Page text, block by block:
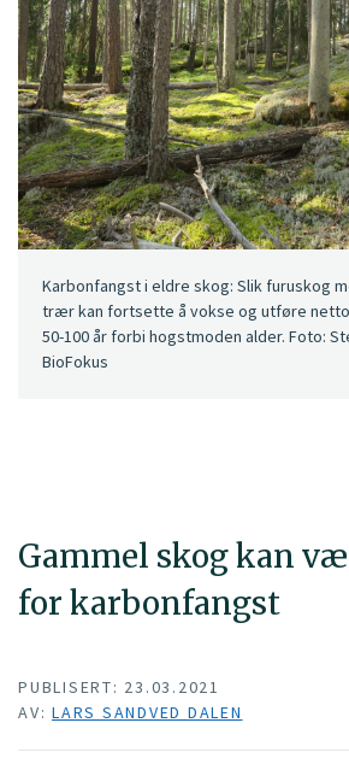
Gammel skog kan
for karbonfangst
Karbonfangst i eldre skog: Slik furuskog
trær kan fortsette å vokse og utføre
50-100 år forbi hogstmoden alder. Foto:
BioFokus
PUBLISERT: 23.03.2021
AV: LARS SANDVED DALEN